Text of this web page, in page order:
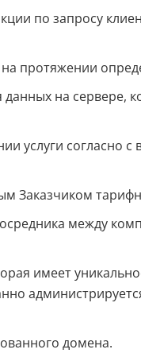
по запросу
протяжении
данных на сервере,
услуги согласно
Заказчиком
между
имеет
домена.